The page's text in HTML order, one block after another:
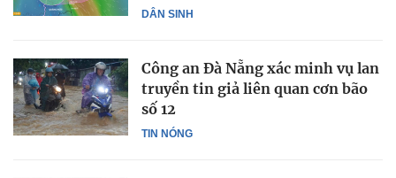
DÂN SINH
TIN NÓNG
Công an Đà Nẵng xác minh vụ lan
truyền tin giả liên quan cơn bão
số 12